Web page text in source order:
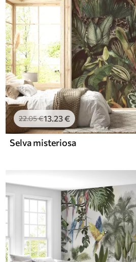
22.05€13.23€
Selva misteriosa